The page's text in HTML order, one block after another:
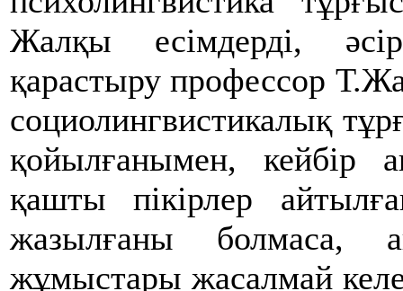
Жалқы есімдерді,
қарастыру профессор
социолингвистикалық
қойылғанымен, кейбір
қашты пікірлер
жазылғаны болмаса,
жұмыстары жасалмай